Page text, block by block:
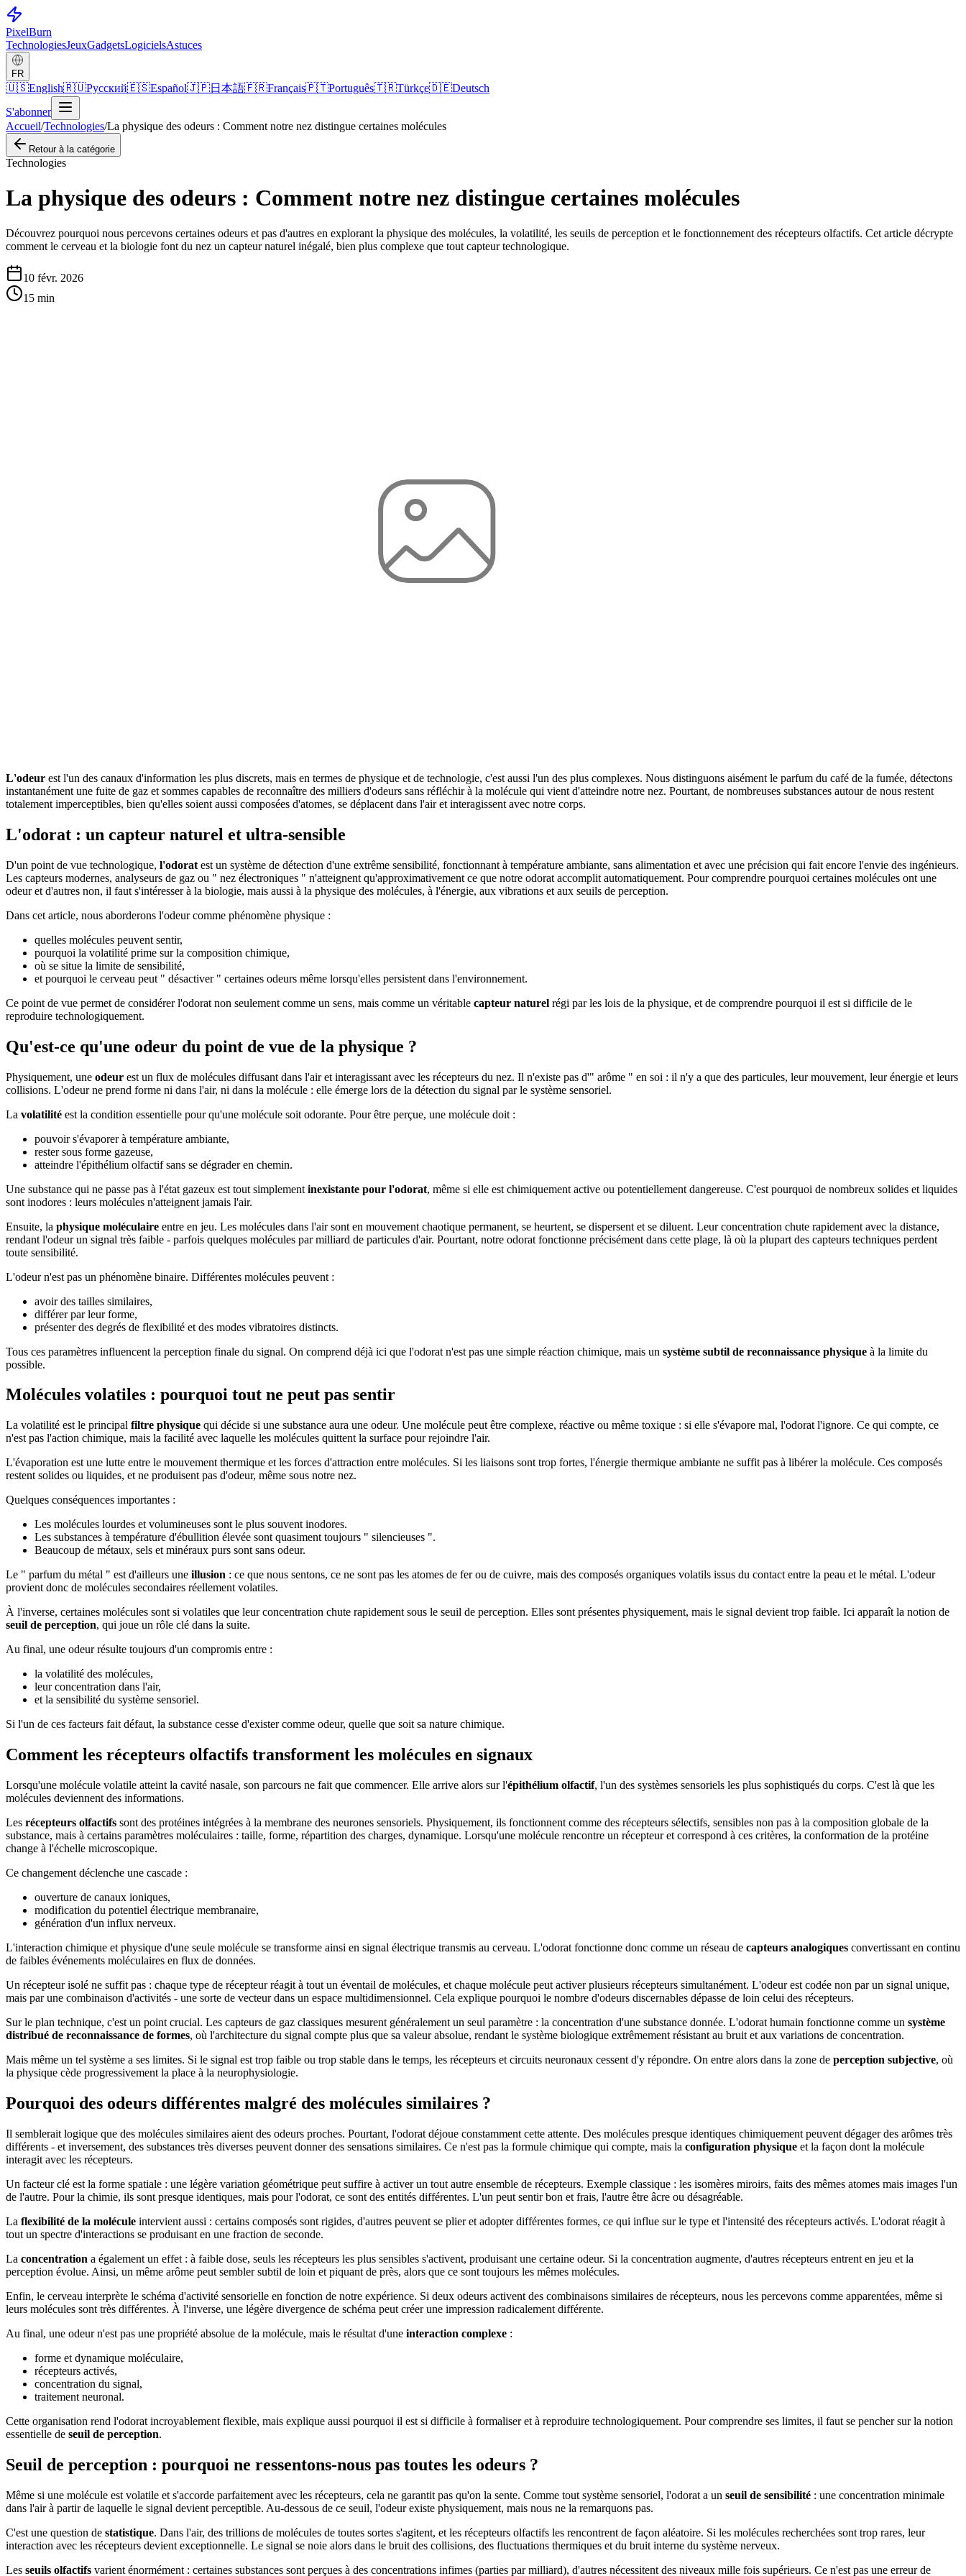
PixelBurn
TechnologiesJeuxGadgetsLogicielsAstuces
FR
🇺🇸English🇷🇺Русский🇪🇸Español🇯🇵日本語🇫🇷Français🇵🇹Português🇹🇷Türkçe🇩🇪Deutsch
S'abonner
Accueil/Technologies/La physique des odeurs : Comment notre nez distingue certaines molécules
Retour à la catégorie
Technologies
La physique des odeurs : Comment notre nez distingue certaines molécules
Découvrez pourquoi nous percevons certaines odeurs et pas d'autres en explorant la physique des molécules, la volatilité, les seuils de perception et le fonctionnement des récepteurs olfactifs. Cet article décrypte
comment le cerveau et la biologie font du nez un capteur naturel inégalé, bien plus complexe que tout capteur technologique.
10 févr. 2026
15 min
L'odeur est l'un des canaux d'information les plus discrets, mais en termes de physique et de technologie, c'est aussi l'un des plus complexes. Nous distinguons aisément le parfum du café de la fumée, détectons
instantanément une fuite de gaz et sommes capables de reconnaître des milliers d'odeurs sans réfléchir à la molécule qui vient d'atteindre notre nez. Pourtant, de nombreuses substances autour de nous restent
totalement imperceptibles, bien qu'elles soient aussi composées d'atomes, se déplacent dans l'air et interagissent avec notre corps.
L'odorat : un capteur naturel et ultra-sensible
D'un point de vue technologique, l'odorat est un système de détection d'une extrême sensibilité, fonctionnant à température ambiante, sans alimentation et avec une précision qui fait encore l'envie des ingénieurs.
Les capteurs modernes, analyseurs de gaz ou " nez électroniques " n'atteignent qu'approximativement ce que notre odorat accomplit automatiquement. Pour comprendre pourquoi certaines molécules ont une
odeur et d'autres non, il faut s'intéresser à la biologie, mais aussi à la physique des molécules, à l'énergie, aux vibrations et aux seuils de perception.
Dans cet article, nous aborderons l'odeur comme phénomène physique :
quelles molécules peuvent sentir,
pourquoi la volatilité prime sur la composition chimique,
où se situe la limite de sensibilité,
et pourquoi le cerveau peut " désactiver " certaines odeurs même lorsqu'elles persistent dans l'environnement.
Ce point de vue permet de considérer l'odorat non seulement comme un sens, mais comme un véritable capteur naturel régi par les lois de la physique, et de comprendre pourquoi il est si difficile de le
reproduire technologiquement.
Qu'est-ce qu'une odeur du point de vue de la physique ?
Physiquement, une odeur est un flux de molécules diffusant dans l'air et interagissant avec les récepteurs du nez. Il n'existe pas d'" arôme " en soi : il n'y a que des particules, leur mouvement, leur énergie et leurs
collisions. L'odeur ne prend forme ni dans l'air, ni dans la molécule : elle émerge lors de la détection du signal par le système sensoriel.
La volatilité est la condition essentielle pour qu'une molécule soit odorante. Pour être perçue, une molécule doit :
pouvoir s'évaporer à température ambiante,
rester sous forme gazeuse,
atteindre l'épithélium olfactif sans se dégrader en chemin.
Une substance qui ne passe pas à l'état gazeux est tout simplement inexistante pour l'odorat, même si elle est chimiquement active ou potentiellement dangereuse. C'est pourquoi de nombreux solides et liquides
sont inodores : leurs molécules n'atteignent jamais l'air.
Ensuite, la physique moléculaire entre en jeu. Les molécules dans l'air sont en mouvement chaotique permanent, se heurtent, se dispersent et se diluent. Leur concentration chute rapidement avec la distance,
rendant l'odeur un signal très faible - parfois quelques molécules par milliard de particules d'air. Pourtant, notre odorat fonctionne précisément dans cette plage, là où la plupart des capteurs techniques perdent
toute sensibilité.
L'odeur n'est pas un phénomène binaire. Différentes molécules peuvent :
avoir des tailles similaires,
différer par leur forme,
présenter des degrés de flexibilité et des modes vibratoires distincts.
Tous ces paramètres influencent la perception finale du signal. On comprend déjà ici que l'odorat n'est pas une simple réaction chimique, mais un système subtil de reconnaissance physique à la limite du
possible.
Molécules volatiles : pourquoi tout ne peut pas sentir
La volatilité est le principal filtre physique qui décide si une substance aura une odeur. Une molécule peut être complexe, réactive ou même toxique : si elle s'évapore mal, l'odorat l'ignore. Ce qui compte, ce
n'est pas l'action chimique, mais la facilité avec laquelle les molécules quittent la surface pour rejoindre l'air.
L'évaporation est une lutte entre le mouvement thermique et les forces d'attraction entre molécules. Si les liaisons sont trop fortes, l'énergie thermique ambiante ne suffit pas à libérer la molécule. Ces composés
restent solides ou liquides, et ne produisent pas d'odeur, même sous notre nez.
Quelques conséquences importantes :
Les molécules lourdes et volumineuses sont le plus souvent inodores.
Les substances à température d'ébullition élevée sont quasiment toujours " silencieuses ".
Beaucoup de métaux, sels et minéraux purs sont sans odeur.
Le " parfum du métal " est d'ailleurs une illusion : ce que nous sentons, ce ne sont pas les atomes de fer ou de cuivre, mais des composés organiques volatils issus du contact entre la peau et le métal. L'odeur
provient donc de molécules secondaires réellement volatiles.
À l'inverse, certaines molécules sont si volatiles que leur concentration chute rapidement sous le seuil de perception. Elles sont présentes physiquement, mais le signal devient trop faible. Ici apparaît la notion de
seuil de perception, qui joue un rôle clé dans la suite.
Au final, une odeur résulte toujours d'un compromis entre :
la volatilité des molécules,
leur concentration dans l'air,
et la sensibilité du système sensoriel.
Si l'un de ces facteurs fait défaut, la substance cesse d'exister comme odeur, quelle que soit sa nature chimique.
Comment les récepteurs olfactifs transforment les molécules en signaux
Lorsqu'une molécule volatile atteint la cavité nasale, son parcours ne fait que commencer. Elle arrive alors sur l'épithélium olfactif, l'un des systèmes sensoriels les plus sophistiqués du corps. C'est là que les
molécules deviennent des informations.
Les récepteurs olfactifs sont des protéines intégrées à la membrane des neurones sensoriels. Physiquement, ils fonctionnent comme des récepteurs sélectifs, sensibles non pas à la composition globale de la
substance, mais à certains paramètres moléculaires : taille, forme, répartition des charges, dynamique. Lorsqu'une molécule rencontre un récepteur et correspond à ces critères, la conformation de la protéine
change à l'échelle microscopique.
Ce changement déclenche une cascade :
ouverture de canaux ioniques,
modification du potentiel électrique membranaire,
génération d'un influx nerveux.
L'interaction chimique et physique d'une seule molécule se transforme ainsi en signal électrique transmis au cerveau. L'odorat fonctionne donc comme un réseau de capteurs analogiques convertissant en continu
de faibles événements moléculaires en flux de données.
Un récepteur isolé ne suffit pas : chaque type de récepteur réagit à tout un éventail de molécules, et chaque molécule peut activer plusieurs récepteurs simultanément. L'odeur est codée non par un signal unique,
mais par une combinaison d'activités - une sorte de vecteur dans un espace multidimensionnel. Cela explique pourquoi le nombre d'odeurs discernables dépasse de loin celui des récepteurs.
Sur le plan technique, c'est un point crucial. Les capteurs de gaz classiques mesurent généralement un seul paramètre : la concentration d'une substance donnée. L'odorat humain fonctionne comme un système
distribué de reconnaissance de formes, où l'architecture du signal compte plus que sa valeur absolue, rendant le système biologique extrêmement résistant au bruit et aux variations de concentration.
Mais même un tel système a ses limites. Si le signal est trop faible ou trop stable dans le temps, les récepteurs et circuits neuronaux cessent d'y répondre. On entre alors dans la zone de perception subjective, où
la physique cède progressivement la place à la neurophysiologie.
Pourquoi des odeurs différentes malgré des molécules similaires ?
Il semblerait logique que des molécules similaires aient des odeurs proches. Pourtant, l'odorat déjoue constamment cette attente. Des molécules presque identiques chimiquement peuvent dégager des arômes très
différents - et inversement, des substances très diverses peuvent donner des sensations similaires. Ce n'est pas la formule chimique qui compte, mais la configuration physique et la façon dont la molécule
interagit avec les récepteurs.
Un facteur clé est la forme spatiale : une légère variation géométrique peut suffire à activer un tout autre ensemble de récepteurs. Exemple classique : les isomères miroirs, faits des mêmes atomes mais images l'un
de l'autre. Pour la chimie, ils sont presque identiques, mais pour l'odorat, ce sont des entités différentes. L'un peut sentir bon et frais, l'autre être âcre ou désagréable.
La flexibilité de la molécule intervient aussi : certains composés sont rigides, d'autres peuvent se plier et adopter différentes formes, ce qui influe sur le type et l'intensité des récepteurs activés. L'odorat réagit à
tout un spectre d'interactions se produisant en une fraction de seconde.
La concentration a également un effet : à faible dose, seuls les récepteurs les plus sensibles s'activent, produisant une certaine odeur. Si la concentration augmente, d'autres récepteurs entrent en jeu et la
perception évolue. Ainsi, un même arôme peut sembler subtil de loin et piquant de près, alors que ce sont toujours les mêmes molécules.
Enfin, le cerveau interprète le schéma d'activité sensorielle en fonction de notre expérience. Si deux odeurs activent des combinaisons similaires de récepteurs, nous les percevons comme apparentées, même si
leurs molécules sont très différentes. À l'inverse, une légère divergence de schéma peut créer une impression radicalement différente.
Au final, une odeur n'est pas une propriété absolue de la molécule, mais le résultat d'une interaction complexe :
forme et dynamique moléculaire,
récepteurs activés,
concentration du signal,
traitement neuronal.
Cette organisation rend l'odorat incroyablement flexible, mais explique aussi pourquoi il est si difficile à formaliser et à reproduire technologiquement. Pour comprendre ses limites, il faut se pencher sur la notion
essentielle de seuil de perception.
Seuil de perception : pourquoi ne ressentons-nous pas toutes les odeurs ?
Même si une molécule est volatile et s'accorde parfaitement avec les récepteurs, cela ne garantit pas qu'on la sente. Comme tout système sensoriel, l'odorat a un seuil de sensibilité : une concentration minimale
dans l'air à partir de laquelle le signal devient perceptible. Au-dessous de ce seuil, l'odeur existe physiquement, mais nous ne la remarquons pas.
C'est une question de statistique. Dans l'air, des trillions de molécules de toutes sortes s'agitent, et les récepteurs olfactifs les rencontrent de façon aléatoire. Si les molécules recherchées sont trop rares, leur
interaction avec les récepteurs devient exceptionnelle. Le signal se noie alors dans le bruit des collisions, des fluctuations thermiques et du bruit interne du système nerveux.
Les seuils olfactifs varient énormément : certaines substances sont perçues à des concentrations infimes (parties par milliard), d'autres nécessitent des niveaux mille fois supérieurs. Ce n'est pas une erreur de